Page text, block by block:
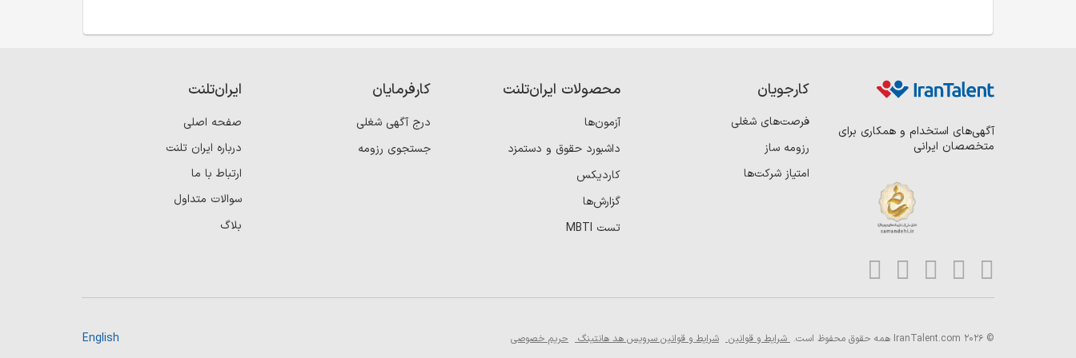
آگهی‌های استخدام و همکاری برای
متخصصان ایرانی
کارجویان
فرصت‌های شغلی
رزومه ساز
امتیاز شرکت‌ها
محصولات ایران‌تلنت
آزمون‌ها
داشبورد حقوق و دستمزد
کاردیکس
گزارش‌ها
تست MBTI
کارفرمایان
درج آگهی شغلی
جستجوی رزومه
ایران‌تلنت
صفحه اصلی
درباره ایران تلنت
ارتباط با ما
سوالات متداول
بلاگ
© 2026 IranTalent.com همه حقوق محفوظ است. شرایط و قوانین شرایط و قوانین سرویس هد هانتینگ حریم خصوصی English